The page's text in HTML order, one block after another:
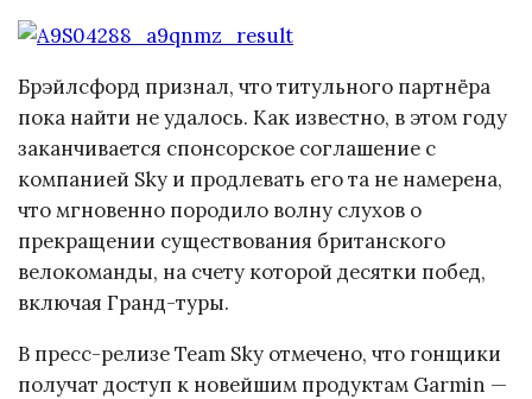
Брэйлсфорд признал, что титульного партнёра
пока найти не удалось. Как известно, в этом году
заканчивается спонсорское соглашение с
компанией Sky и продлевать его та не намерена,
что мгновенно породило волну слухов о
прекращении существования британского
велокоманды, на счету которой десятки побед,
включая Гранд-туры.
В пресс-релизе Team Sky отмечено, что гонщики
получат доступ к новейшим продуктам Garmin —